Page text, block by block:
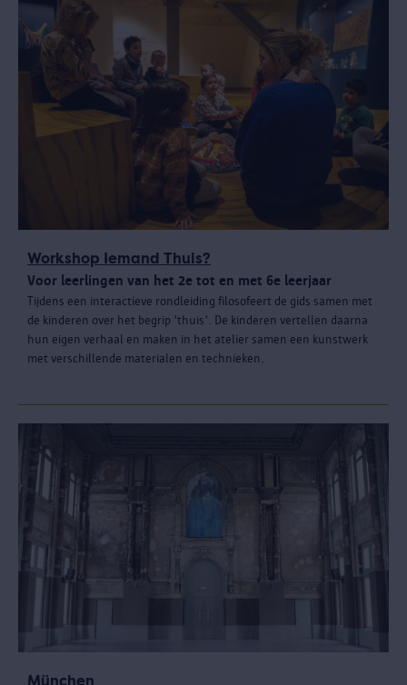
Workshop Iemand Thuis?
Voor leerlingen van het 2e tot en met 6e leerjaar
Tijdens een interactieve rondleiding filosofeert de gids samen met
de kinderen over het begrip 'thuis'. De kinderen vertellen daarna
hun eigen verhaal en maken in het atelier samen een kunstwerk
met verschillende materialen en technieken.
München